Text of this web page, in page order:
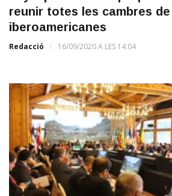
reunir totes les cambres
iberoamericanes
Redacció 16/09/2020 A LES 14:04